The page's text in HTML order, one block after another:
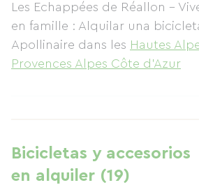
Les Echappées de Réallon -
en famille : Alquilar una
Apollinaire dans les Hautes
Provences Alpes Côte d'Azur
Bicicletas y accesorios
en alquiler (19)